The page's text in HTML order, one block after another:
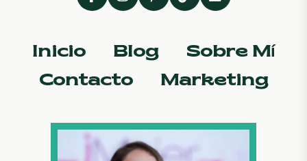
Inicio Blog
Sobre Mí
Contacto
Marketing